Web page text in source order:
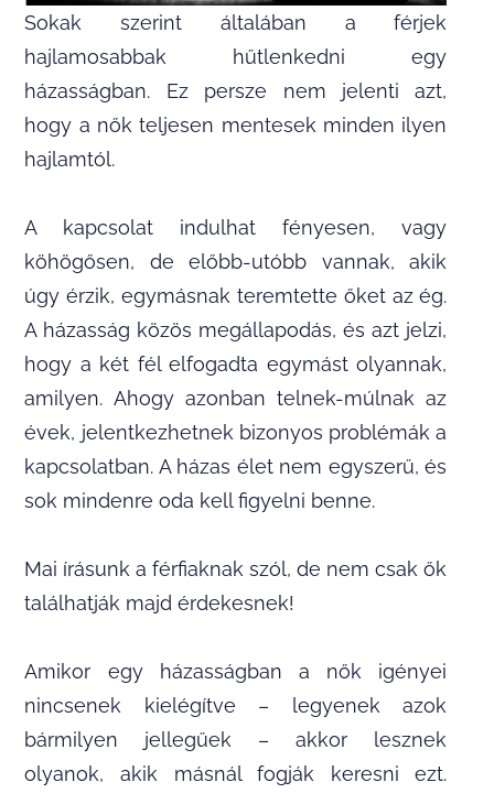
Sokak szerint általában a férjek
hajlamosabbak hűtlenkedni egy
házasságban. Ez persze nem jelenti azt,
hogy a nők teljesen mentesek minden ilyen
hajlamtól.
A kapcsolat indulhat fényesen, vagy
köhögősen, de előbb-utóbb vannak, akik
úgy érzik, egymásnak teremtette őket az ég.
A házasság közös megállapodás, és azt jelzi,
hogy a két fél elfogadta egymást olyannak,
amilyen. Ahogy azonban telnek-múlnak az
évek, jelentkezhetnek bizonyos problémák a
kapcsolatban. A házas élet nem egyszerű, és
sok mindenre oda kell figyelni benne.
Mai írásunk a férfiaknak szól, de nem csak ők
találhatják majd érdekesnek!
Amikor egy házasságban a nők igényei
nincsenek kielégítve – legyenek azok
bármilyen jellegűek – akkor lesznek
olyanok, akik másnál fogják keresni ezt.